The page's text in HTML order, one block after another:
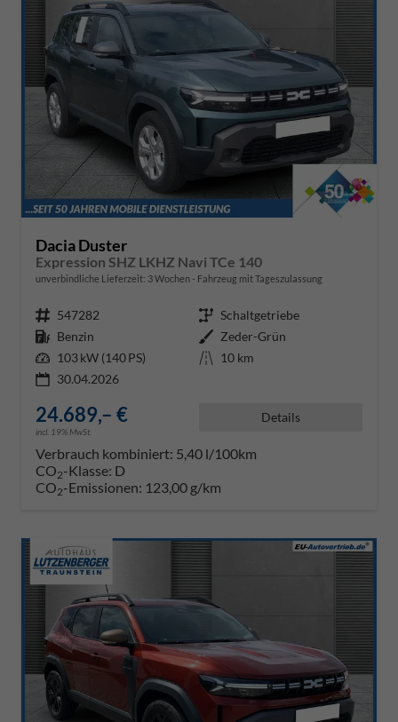
Dacia Duster
Expression SHZ LKHZ Navi TCe 140
unverbindliche Lieferzeit: 3 Wochen Fahrzeug mit Tageszulassung
Fahrzeugnr. 547282 Getriebe Schaltgetriebe
Kraftstoff Benzin Außenfarbe Zeder-Grün
Leistung 103 kW (140 PS) Kilometerstand 10 km
30.04.2026
24.689,– €
incl. 19% MwSt.
Details
Verbrauch kombiniert: 5,40 l/100km
CO2-Klasse: D
CO2-Emissionen: 123,00 g/km